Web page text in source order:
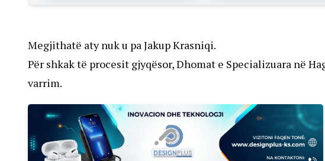
Megjithatë aty nuk u pa Jakup Krasniqi.
Për shkak të procesit gjyqësor, Dhomat e Specializuara në
varrim.